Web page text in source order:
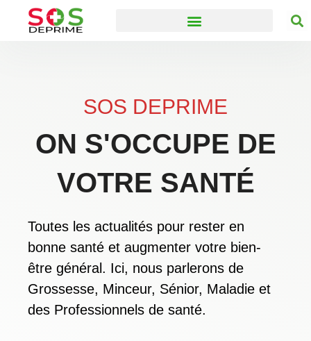
SOS DEPRIME
ON S'OCCUPE DE
VOTRE SANTÉ
Toutes les actualités pour rester en
bonne santé et augmenter votre bien-
être général. Ici, nous parlerons de
Grossesse, Minceur, Sénior, Maladie et
des Professionnels de santé.